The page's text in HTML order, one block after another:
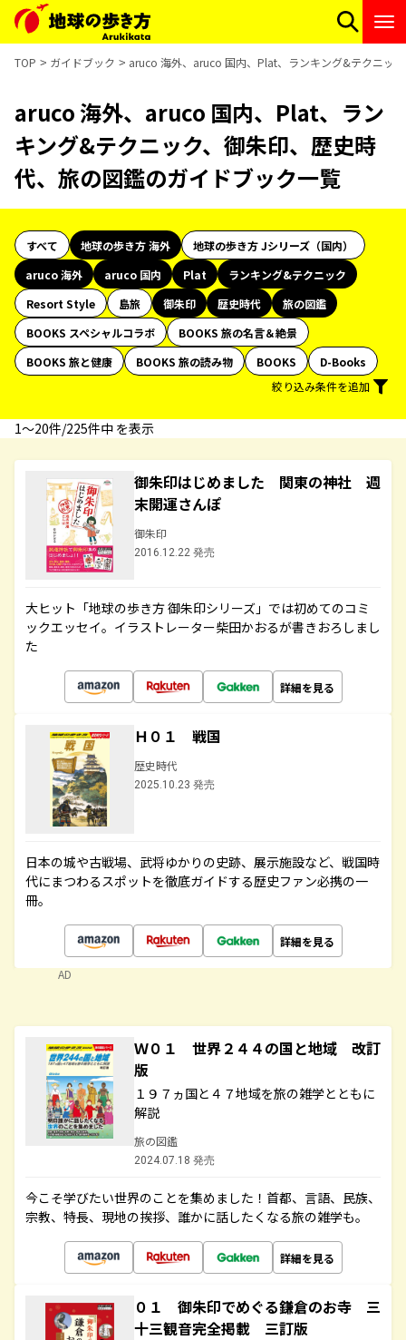
TOP ガイドブック aruco 海外、aruco 国内、Plat、ランキング&テクニッ
aruco 海外、aruco 国内、Plat、ラン
キング&テクニック、御朱印、歴史時
代、旅の図鑑のガイドブック一覧
すべて 地球の歩き方 海外
地球の歩き方 Jシリーズ（国内）
aruco 海外
aruco 国内 Plat
ランキング&テクニック
Resort Style
島旅 御朱印 歴史時代
旅の図鑑
BOOKS スペシャルコラボ
BOOKS 旅の名言＆絶景
BOOKS 旅と健康
BOOKS 旅の読み物 BOOKS
D-Books
絞り込み条件を追加
1〜20件/225件中 を表示
御朱印はじめました 関東の神社 週
末開運さんぽ
御朱印
2016.12.22 発売
大ヒット「地球の歩き方 御朱印シリーズ」では初めてのコミ
ックエッセイ。イラストレーター柴田かおるが書きおろしまし
た
詳細を見る
Ｈ０１ 戦国
歴史時代
2025.10.23 発売
日本の城や古戦場、武将ゆかりの史跡、展示施設など、戦国時
代にまつわるスポットを徹底ガイドする歴史ファン必携の一
冊。
詳細を見る
AD
Ｗ０１ 世界２４４の国と地域 改訂
版
１９７ヵ国と４７地域を旅の雑学とともに
解説
旅の図鑑
2024.07.18 発売
今こそ学びたい世界のことを集めました！首都、言語、民族、
宗教、特長、現地の挨拶、誰かに話したくなる旅の雑学も。
詳細を見る
０１ 御朱印でめぐる鎌倉のお寺 三
十三観音完全掲載 三訂版